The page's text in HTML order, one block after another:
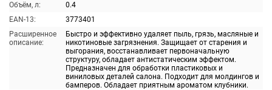
Объём, л:
0.4
EAN-13:
3773401
Расширенное
описание:
Быстро и эффективно удаляет пыль, грязь, масляные и
никотиновые загрязнения. Защищает от старения и
выгорания, восстанавливает первоначальную
структуру, обладает антистатическим эффектом.
Предназначен для обработки пластиковых и
виниловых деталей салона. Подходит для молдингов и
бамперов. Обладает приятным ароматом клубники.